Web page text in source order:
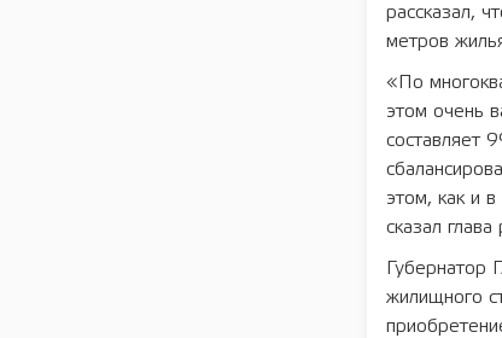
рассказал,
метров
«По
этом очень
составляет
этом, как и
сказал глава
Губернатор
жилищного